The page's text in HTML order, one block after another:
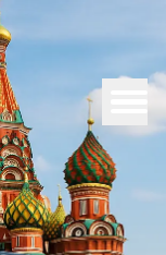
Меню
Главная
Каталог
Марки